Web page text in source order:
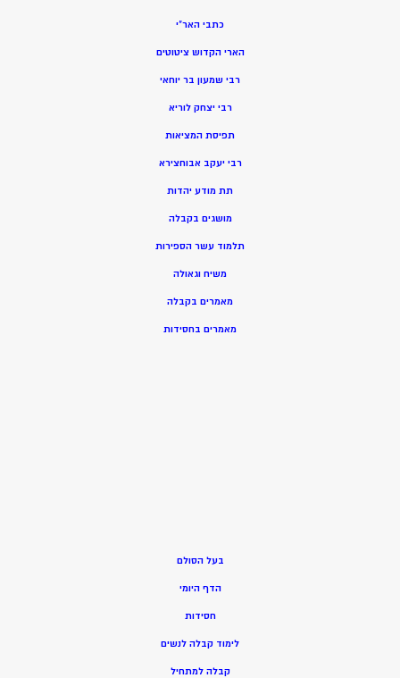
כתבי האר”י
הארי הקדוש ציטוטים
רבי שמעון בר יוחאי
רבי יצחק לוריא
תפיסת המציאות
רבי יעקב אבוחצירא
תת מודע יהדות
מושגים בקבלה
תלמוד עשר הספירות
משיח וגאולה
מאמרים בקבלה
מאמרים בחסידות
בעל הסולם
הדף היומי
חסידות
לימוד קבלה לנשים
קבלה למתחיל